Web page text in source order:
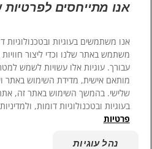
עבור חיית
תזונה נכונה הינה חיונית
אילו מזונות מתאימים לצרכים
של חיית המחמד שלכם כאן.
אנו מתייחסים לפרטיות
אנו משתמשים בעוגיות ובטכנולוגיות
משתמש באתר שלנו וכדי ליצור
עבורך. עוגיות אלו עשויות לשמש
מותאם אישית, מדידת השימוש באתר
שלישי. בהמשך השימוש באתר זה,
בעוגיות ובטכנולוגיות דומות,
פרטיות
נהל עוגיות